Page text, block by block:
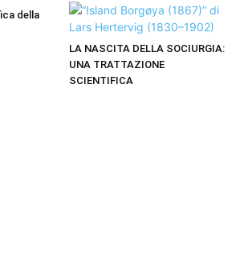
della
LA NASCITA DELLA SOCIURGIA:
UNA TRATTAZIONE
SCIENTIFICA